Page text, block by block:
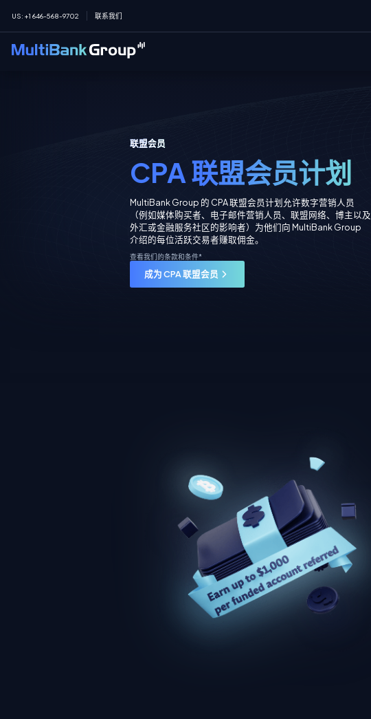
US: +1 646-568-9702 联系我们
联盟会员
CPA 联盟会员计划
MultiBank Group 的 CPA 联盟会员计划允许数字营销人员
（例如媒体购买者、电子邮件营销人员、联盟网络、博主以及
外汇或金融服务社区的影响者）为他们向 MultiBank Group
介绍的每位活跃交易者赚取佣金。
查看我们的条款和条件*
成为 CPA 联盟会员